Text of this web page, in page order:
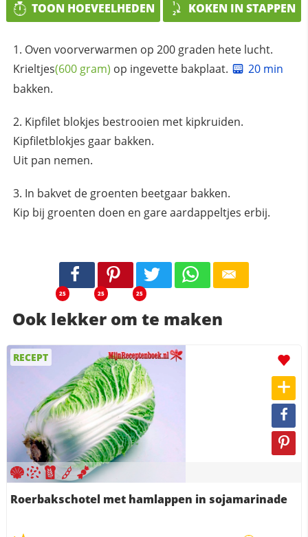
TOON HOEVEELHEDEN KOKEN IN STAPPEN
Oven voorverwarmen op 200 graden hete lucht.
Krieltjes(600 gram) op ingevette bakplaat.
20 min
bakken.
Kipfilet blokjes bestrooien met kipkruiden.
Kipfiletblokjes gaar bakken.
Uit pan nemen.
In bakvet de groenten beetgaar bakken.
Kip bij groenten doen en gare aardappeltjes erbij.
25 25 25
Ook lekker om te maken
RECEPT
Roerbakschotel met hamlappen in sojamarinade